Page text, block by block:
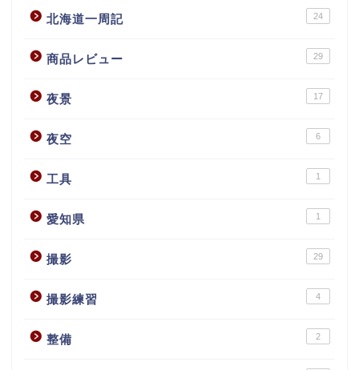
北海道一周記 24
商品レビュー 29
夜景 17
夜空 6
工具 1
愛知県 1
撮影 29
撮影練習 4
整備 2